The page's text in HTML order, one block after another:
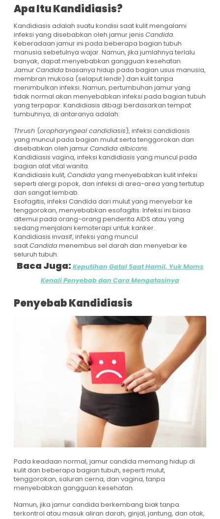
Apa Itu Kandidiasis?
Kandidiasis adalah suatu kondisi saat kulit mengalami
infeksi yang disebabkan oleh jamur jenis Candida.
Keberadaan jamur ini pada beberapa bagian tubuh
manusia sebetulnya wajar. Namun, jika jumlahnya terlalu
banyak, dapat menyebabkan gangguan kesehatan.
JamurCandidabiasanya hidup pada bagian usus manusia,
membran mukosa (selaput lendir) dan kulit tanpa
menimbulkan infeksi. Namun, pertumbuhan jamur yang
tidak normal akan menyebabkan infeksi pada bagian tubuh
yang terpapar. Kandidiasis dibagi berdasarkan tempat
tumbuhnya, di antaranya adalah:
Thrush (oropharyngeal candidiasis), infeksi candidiasis
yang muncul pada bagian mulut serta tenggorokan dan
disebabkan oleh jamurCandida albicans.
Kandidiasis vagina, infeksi kandidiasis yang muncul pada
bagian alat vital wanita.
Kandidiasis kulit, Candidayang menyebabkan kulit infeksi
seperti alergi popok, dan infeksi di area-area yang tertutup
dan sangat lembab.
Esofagitis, infeksi Candida dari mulut yang menyebar ke
tenggorokan, menyebabkan esofagitis. Infeksi ini biasa
ditemui pada orang-orang penderita AIDS atau yang
sedang menjalani kemoterapi untuk kanker.
Kandidiasis invasif, infeksi yang muncul
saatCandidamenembus sel darah dan menyebar ke
seluruh tubuh.
Baca Juga: Keputihan Gatal Saat Hamil, Yuk Moms
Kenali Penyebab dan Cara Mengatasinya
Penyebab Kandidiasis
Pada keadaan normal, jamur candida memang hidup di
kulit dan beberapa bagian tubuh, seperti mulut,
tenggorokan, saluran cerna, dan vagina, tanpa
menyebabkan gangguan kesehatan.
Namun, jika jamur candida berkembang biak tanpa
terkontrol atau masuk aliran darah, ginjal, jantung, dan otak,